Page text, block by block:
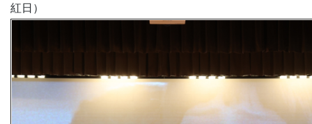
紅日）